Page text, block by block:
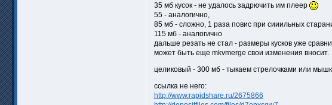
35 мб кусок - не удалось задрючить им плеер
55 - аналогично,
85 мб - сложно, 1 раза повис при сииильных
115 мб - аналогично
дальше резать не стал - размеры кусков уже
может быть еще mkvmerge свои изменения вносит.
целиковый - 300 мб - тыкаем стрелочками или
ссылка не него:
http://www.rapidshare.ru/2675866